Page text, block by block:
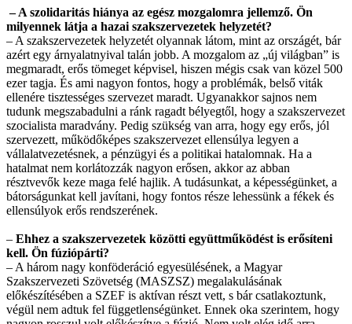
– A szolidaritás hiánya az egész mozgalomra jellemző. Ön
milyennek látja a hazai szakszervezetek helyzetét?
– A szakszervezetek helyzetét olyannak látom, mint az országét, bár
azért egy árnyalatnyival talán jobb. A mozgalom az „új világban” is
megmaradt, erős tömeget képvisel, hiszen mégis csak van közel 500
ezer tagja. És ami nagyon fontos, hogy a problémák, belső viták
ellenére tisztességes szervezet maradt. Ugyanakkor sajnos nem
tudunk megszabadulni a ránk ragadt bélyegtől, hogy a szakszervezet
szocialista maradvány. Pedig szükség van arra, hogy egy erős, jól
szervezett, működőképes szakszervezet ellensúlya legyen a
vállalatvezetésnek, a pénzügyi és a politikai hatalomnak. Ha a
hatalmat nem korlátozzák nagyon erősen, akkor az abban
résztvevők keze maga felé hajlik. A tudásunkat, a képességünket, a
bátorságunkat kell javítani, hogy fontos része lehessünk a fékek és
ellensúlyok erős rendszerének.
– Ehhez a szakszervezetek közötti együttműködést is erősíteni
kell. Ön fúziópárti?
– A három nagy konföderáció egyesülésének, a Magyar
Szakszervezeti Szövetség (MASZSZ) megalakulásának
előkészítésében a SZEF is aktívan részt vett, s bár csatlakoztunk,
végül nem adtuk fel függetlenségünket. Ennek oka szerintem, hogy